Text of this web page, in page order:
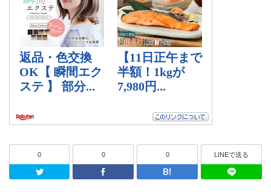
0
Twitter
0
Facebook
0
はてなブッ
LINEで送る